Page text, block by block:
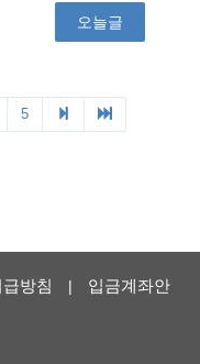
방침 |
입금계좌안